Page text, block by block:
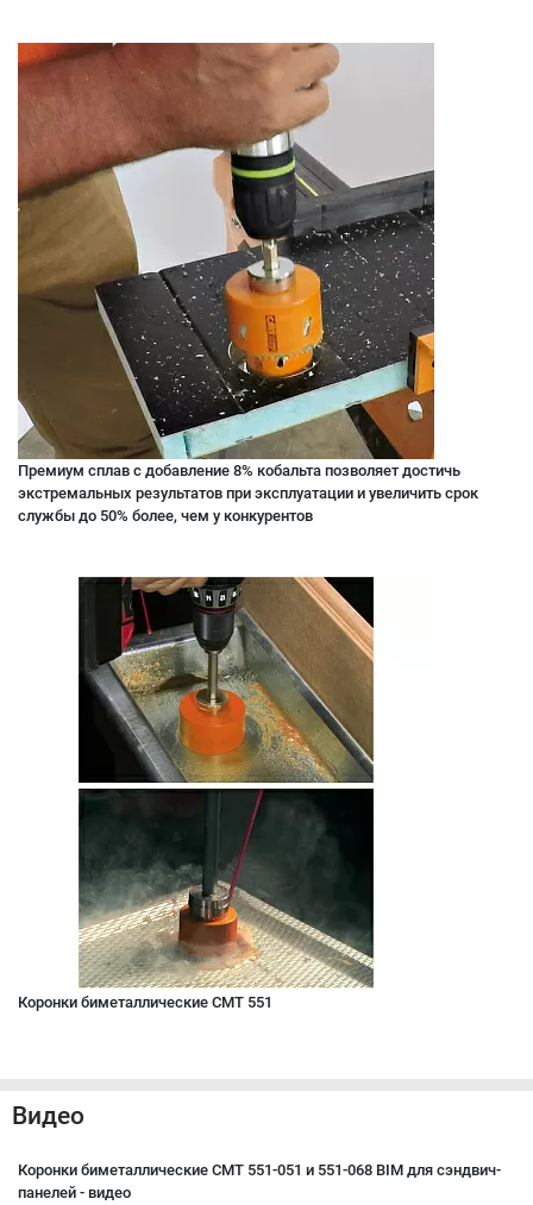
Премиум сплав с добавление 8% кобальта позволяет достичь
экстремальных результатов при эксплуатации и увеличить срок
службы до 50% более, чем у конкурентов
Коронки биметаллические CMT 551
Видео
Коронки биметаллические CMT 551-051 и 551-068 BIM для сэндвич-
панелей - видео